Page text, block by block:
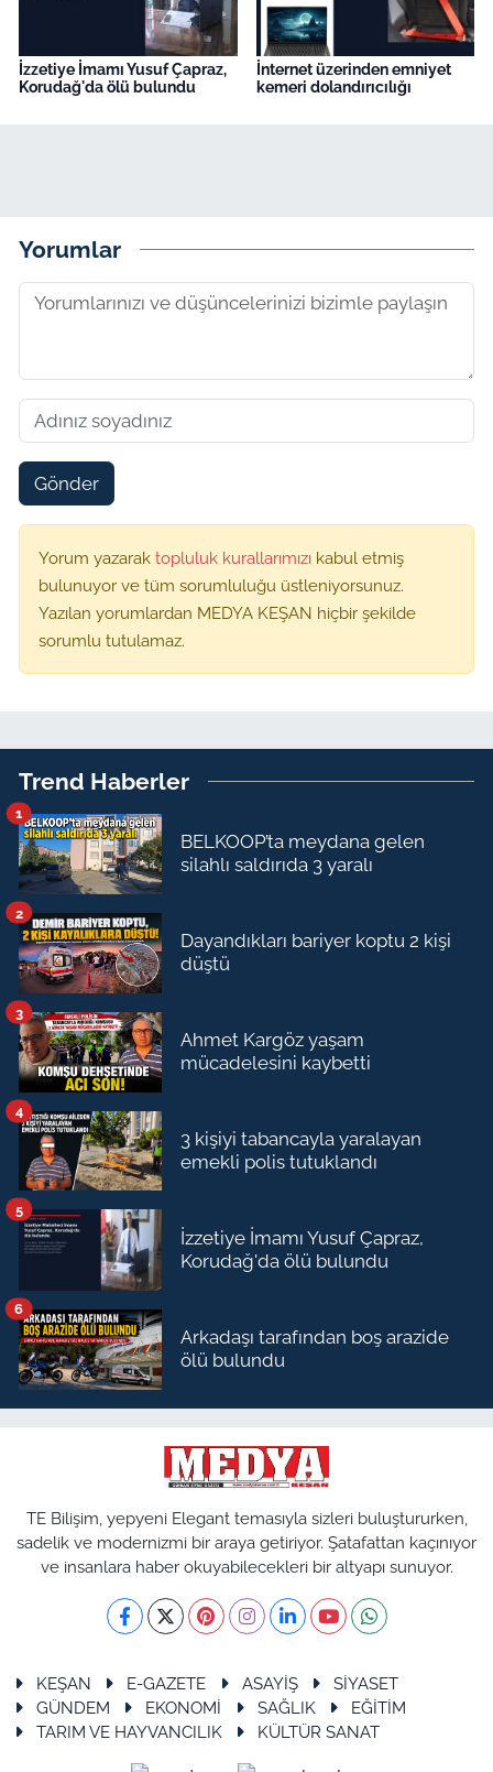
İzzetiye İmamı Yusuf Çapraz,
Korudağ'da ölü bulundu
İnternet üzerinden emniyet
kemeri dolandırıcılığı
Yorumlar
Gönder
Yorum yazarak topluluk kurallarımızı kabul etmiş
bulunuyor ve tüm sorumluluğu üstleniyorsunuz.
Yazılan yorumlardan MEDYA KEŞAN hiçbir şekilde
sorumlu tutulamaz.
Trend Haberler
BELKOOP’ta meydana gelen
silahlı saldırıda 3 yaralı
1
Dayandıkları bariyer koptu 2 kişi
düştü
2
Ahmet Kargöz yaşam
mücadelesini kaybetti
3
3 kişiyi tabancayla yaralayan
emekli polis tutuklandı
4
İzzetiye İmamı Yusuf Çapraz,
Korudağ'da ölü bulundu
5
Arkadaşı tarafından boş arazide
ölü bulundu
6
TE Bilişim, yepyeni Elegant temasıyla sizleri buluştururken,
sadelik ve modernizmi bir araya getiriyor. Şatafattan kaçınıyor
ve insanlara haber okuyabilecekleri bir altyapı sunuyor.
KEŞAN E-GAZETE ASAYİŞ
SİYASET
GÜNDEM
EKONOMİ SAĞLIK
EĞİTİM
TARIM VE HAYVANCILIK
KÜLTÜR SANAT